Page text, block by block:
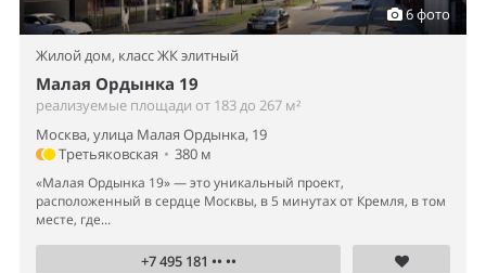
6 фото
Жилой дом, класс ЖК элитный
Малая Ордынка 19
реализуемые площади от 183 до 267 м²
Москва, улица Малая Ордынка, 19
Третьяковская • 380 м
«Малая Ордынка 19» — это уникальный проект,
расположенный в сердце Москвы, в 5 минутах от Кремля, в том
месте, где...
+7 495 181 •• ••